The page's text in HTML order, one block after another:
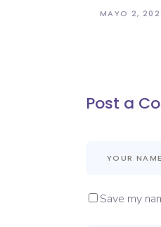
MAYO 2,
Post a
Save my